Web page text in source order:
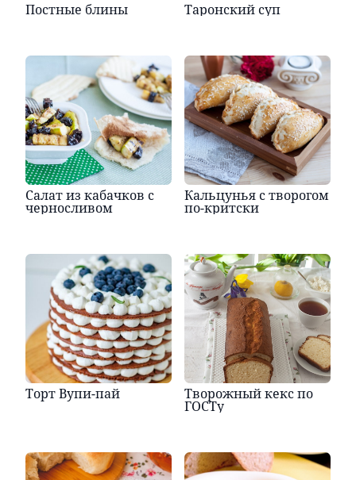
Постные блины Таронский суп
Салат из кабачков с
черносливом
Кальцунья с творогом
по-критски
Торт Вупи-пай Творожный кекс по
ГОСТу